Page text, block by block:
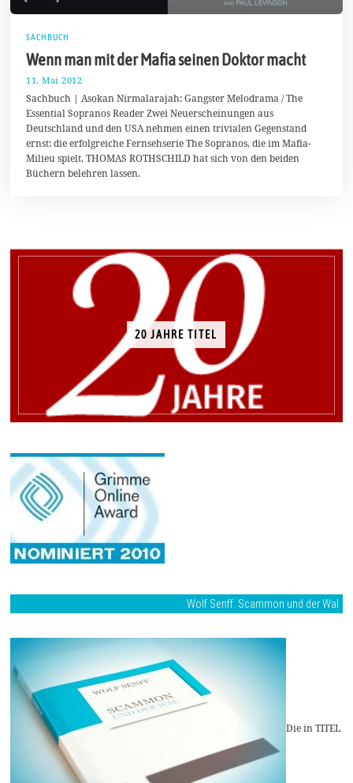
SACHBUCH
Wenn man mit der Mafia seinen Doktor macht
11. Mai 2012
.
M
ä
r
2
0
Sachbuch | Asokan Nirmalarajah: Gangster Melodrama / The
Essential Sopranos Reader Zwei Neuerscheinungen aus
Deutschland und den USA nehmen einen trivialen Gegenstand
ernst: die erfolgreiche Fernsehserie The Sopranos, die im Mafia-
Milieu spielt. THOMAS ROTHSCHILD hat sich von den beiden
Büchern belehren lassen.
20 JAHRE TITEL
Wolf Senff: Scammon und der Wal
Die in TITEL